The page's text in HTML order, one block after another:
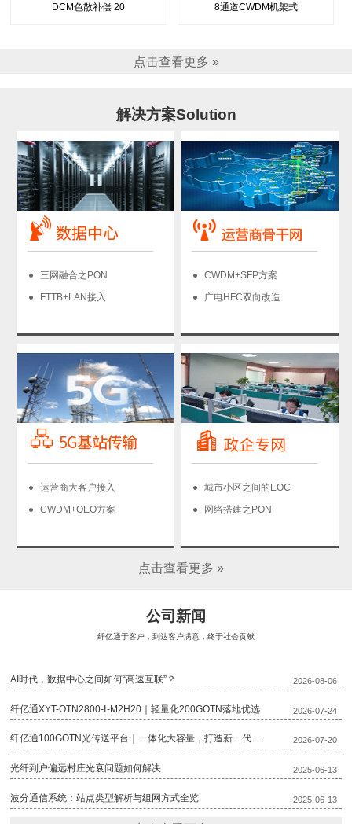
DCM色散补偿 20 8通道CWDM机架式
点击查看更多 »
解决方案Solution
三网融合之PON
FTTB+LAN接入
CWDM+SFP方案
广电HFC双向改造
运营商大客户接入
CWDM+OEO方案
城市小区之间的EOC
网络搭建之PON
点击查看更多 »
公司新闻
纤亿通于客户，到达客户满意，终于社会贡献
AI时代，数据中心之间如何“高速互联”？ 2026-08-06
纤亿通XYT-OTN2800-Ⅰ-M2H20｜轻量化200GOTN落地优选 2026-07-24
纤亿通100GOTN光传送平台｜一体化大容量，打造新一代骨干传输底座 2026-07-20
光纤到户偏远村庄光衰问题如何解决 2025-06-13
波分通信系统：站点类型解析与组网方式全览 2025-06-13